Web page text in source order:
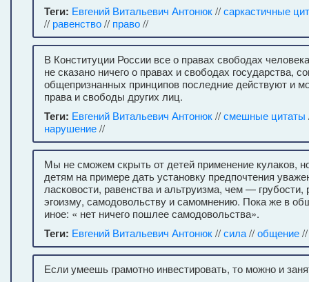
Теги: Евгений Витальевич Антонюк//саркастичные
// равенство// право//
В Конституции России все о правах свободах
не сказано ничего о правах и свободах государства,
общепризнанных принципов последние действуют и
права и свободы других лиц.
Теги: Евгений Витальевич Антонюк//смешные цитаты
нарушение//
Мы не сможем скрыть от детей применение кулаков,
детям на примере дать установку предпочтения
ласковости, равенства и альтруизма, чем —
эгоизму, самодовольству и самомнению. Пока же в
иное: « нет ничего пошлее самодовольства».
Теги: Евгений Витальевич Антонюк//сила//общение
Если умеешь грамотно инвестировать, то можно и